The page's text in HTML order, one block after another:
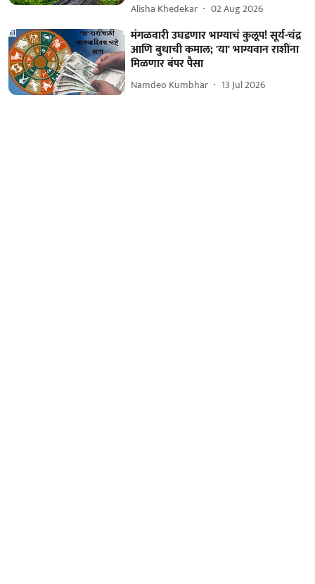
Alisha Khedekar 02 Aug 2026
मंगळवारी उघडणार भाग्याचं कुलूप! सूर्य-चंद्र
आणि बुधाची कमाल; 'या' भाग्यवान राशींना
मिळणार बंपर पैसा
Namdeo Kumbhar 13 Jul 2026